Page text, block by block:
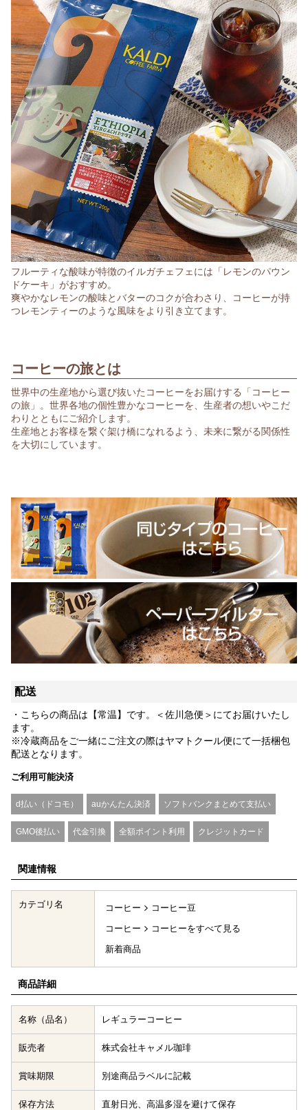
フルーティな酸味が特徴のイルガチェフェには「レモンのパウン
ドケーキ」がおすすめ。
爽やかなレモンの酸味とバターのコクが合わさり、コーヒーが持
つレモンティーのような風味をより引き立てます。
コーヒーの旅とは
世界中の生産地から選び抜いたコーヒーをお届けする「コーヒー
の旅」。世界各地の個性豊かなコーヒーを、生産者の想いやこだ
わりとともにご紹介します。
生産地とお客様を繋ぐ架け橋になれるよう、未来に繋がる関係性
を大切にしています。
配送
・こちらの商品は【常温】です。＜佐川急便＞にてお届けいたし
ます。
※冷蔵商品をご一緒にご注文の際はヤマトクール便にて一括梱包
配送となります。
ご利用可能決済
d払い（ドコモ） auかんたん決済 ソフトバンクまとめて支払い
GMO後払い 代金引換 全額ポイント利用 クレジットカード
関連情報
カテゴリ名 コーヒー
コーヒー豆
コーヒー
コーヒーをすべて見る
新着商品
商品詳細
名称（品名） レギュラーコーヒー
販売者 株式会社キャメル珈琲
賞味期限 別途商品ラベルに記載
保存方法 直射日光、高温多湿を避けて保存